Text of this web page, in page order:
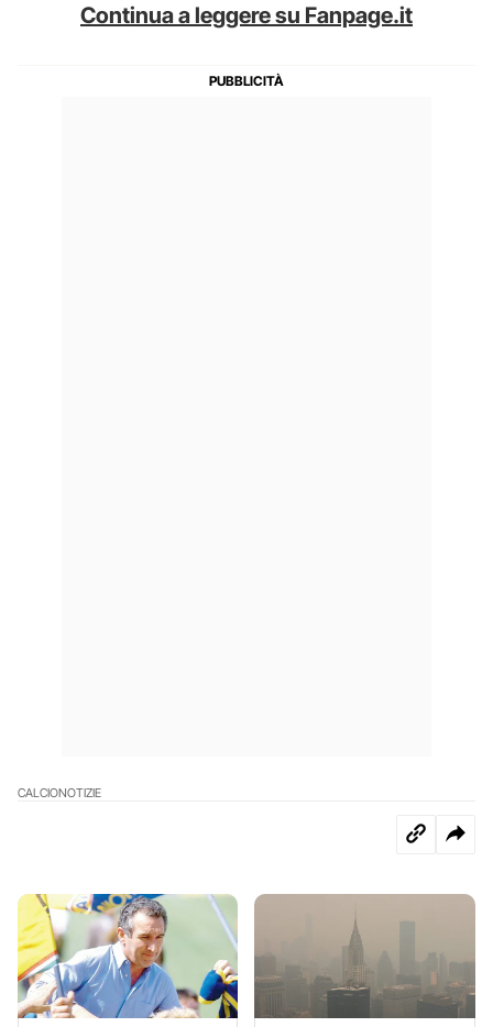
Continua a leggere su Fanpage.it
CALCIONOTIZIE